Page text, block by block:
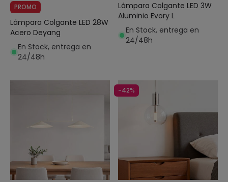
PROMO
Lámpara Colgante LED 28W
Acero Deyang
En Stock, entrega en
24/48h
Lámpara Colgante LED 3W
Aluminio Evory L
En Stock, entrega en
24/48h
-42%